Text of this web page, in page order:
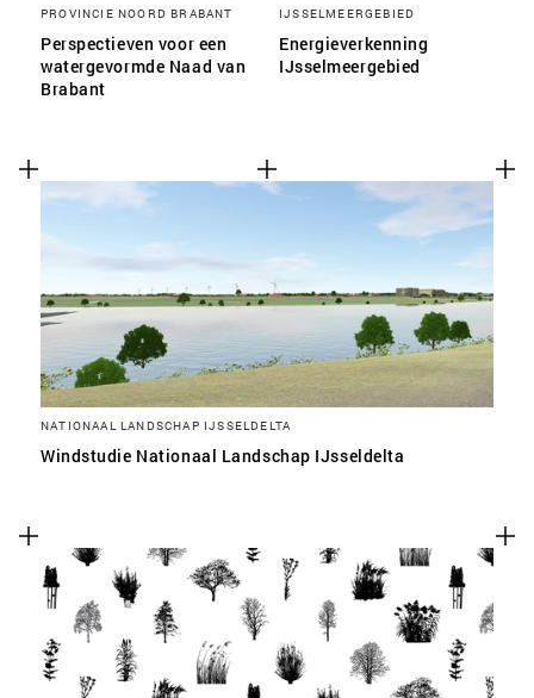
PROVINCIE NOORD BRABANT
Perspectieven voor een
watergevormde Naad van
Brabant
IJSSELMEERGEBIED
Energieverkenning
IJsselmeergebied
NATIONAAL LANDSCHAP IJSSELDELTA
Windstudie Nationaal Landschap IJsseldelta